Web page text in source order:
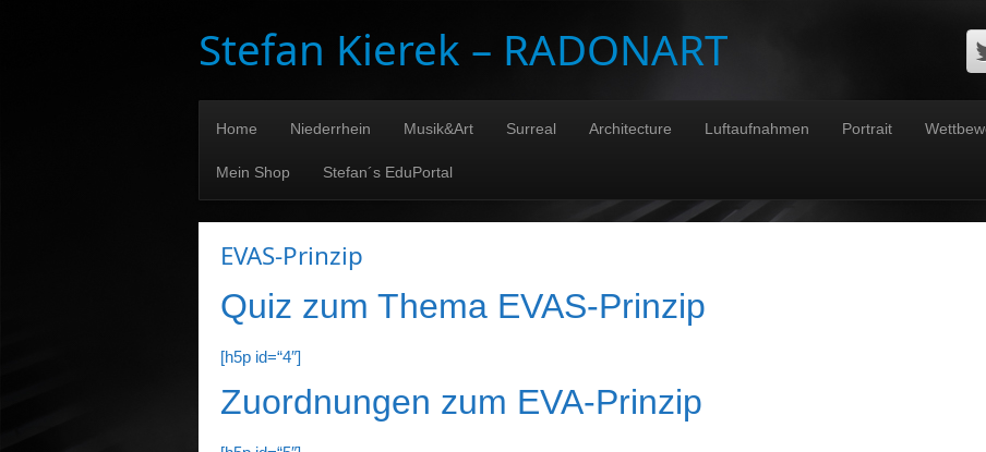
Stefan Kierek – RADONART
Home Niederrhein Musik&Art Surreal Architecture Luftaufnahmen Portrait
Mein Shop Stefan´s EduPortal
EVAS-Prinzip
Quiz zum Thema EVAS-Prinzip
[h5p id=“4″]
Zuordnungen zum EVA-Prinzip